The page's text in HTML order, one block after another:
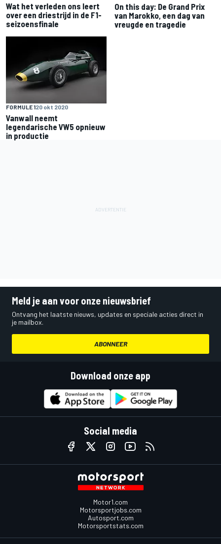
Wat het verleden ons leert
over een driestrijd in de F1-
seizoensfinale
On this day: De Grand Prix
van Marokko, een dag van
vreugde en tragedie
FORMULE 120 okt 2020
Vanwall neemt
legendarische VW5 opnieuw
in productie
Meld je aan voor onze nieuwsbrief
Ontvang het laatste nieuws, updates en speciale acties direct in
je mailbox.
ABONNEER
Download onze app
Social media
Motor1.com
Motorsportjobs.com
Autosport.com
Motorsportstats.com